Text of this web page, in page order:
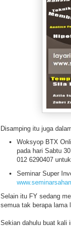
Disamping itu juga
Woksyop BTX
pada hari Sabtu
012 6290407
Seminar Super
Selain itu FY sedang
semua tak berapa lama
Sekian dahulu buat kali